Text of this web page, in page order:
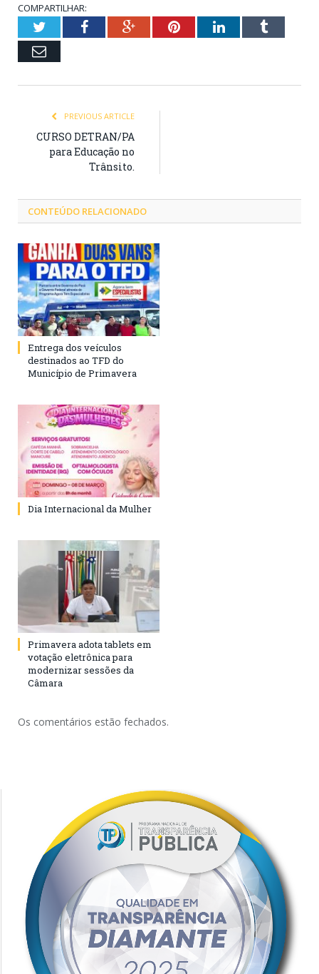
COMPARTILHAR:
TwitterFacebookGoogle+PinterestLinkedInTumblr
Email
PREVIOUS ARTICLE
CURSO DETRAN/PA
para Educação no
Trânsito.
CONTEÚDO RELACIONADO
Entrega dos veículos
destinados ao TFD do
Município de Primavera
Dia Internacional da Mulher
Primavera adota tablets em
votação eletrônica para
modernizar sessões da
Câmara
Os comentários estão fechados.